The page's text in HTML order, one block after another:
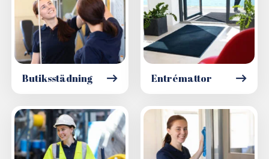
Butiksstädning Entrémattor